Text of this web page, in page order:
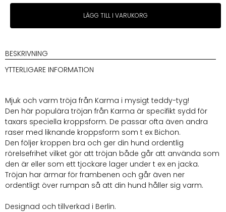
Karma
Pullover
Taxmodell
mängd
LÄGG TILL I VARUKORG
BESKRIVNING
YTTERLIGARE INFORMATION
Mjuk och varm tröja från Karma i mysigt teddy-tyg!
Den här populära tröjan från Karma är specifikt sydd för
taxars speciella kroppsform. De passar ofta även andra
raser med liknande kroppsform som t ex Bichon.
Den följer kroppen bra och ger din hund ordentlig
rörelsefrihet vilket gör att tröjan både går att använda som
den är eller som ett tjockare lager under t ex en jacka.
Tröjan har ärmar för frambenen och går även ner
ordentligt över rumpan så att din hund håller sig varm.
Designad och tillverkad i Berlin.